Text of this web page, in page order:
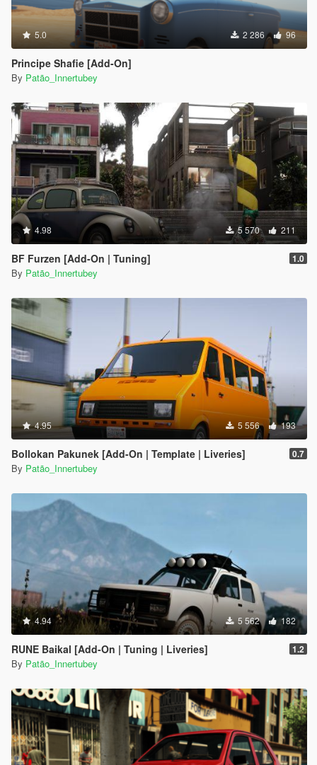
5.0 2 286 96
Principe Shafie [Add-On]
By Patão_Innertubey
4.98 5 570 211
BF Furzen [Add-On | Tuning] 1.0
By Patão_Innertubey
4.95 5 556 193
Bollokan Pakunek [Add-On | Template | Liveries] 0.7
By Patão_Innertubey
4.94 5 562 182
RUNE Baikal [Add-On | Tuning | Liveries] 1.2
By Patão_Innertubey